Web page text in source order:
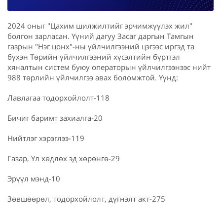
2024 оныг "Цахим шилжилтийг эрчимжүүлэх жил"
болгон зарласан. Үүний дагуу Засаг даргын Тамгын
газрын "Нэг цонх"-ны үйлчилгээний цэгээс иргэд та
бүхэн Төрийн үйлчилгээний хүсэлтийн бүртгэл
хяналтын систем буюу операторын үйлчилгээнээс нийт
988 төрлийн үйлчилгээ авах боломжтой. Үүнд:
Лавлагаа тодорхойлолт-118
Бичиг баримт захиалга-20
Нийтлэг хэрэглээ-119
Газар, Үл хөдлөх эд хөрөнгө-29
Эрүүл мэнд-10
Зөвшөөрөл, тодорхойлолт, дүгнэлт акт-275